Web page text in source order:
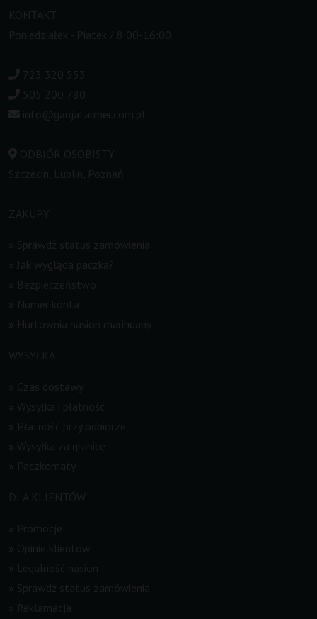
KONTAKT
Poniedziałek - Piatek / 8:00-16:00
723 320 553
505 200 780
info@ganjafarmer.com.pl
ODBIÓR OSOBISTY
Szczecin, Lublin, Poznań
ZAKUPY
Sprawdź status zamówienia
Jak wygląda paczka?
Bezpieczeństwo
Numer konta
Hurtownia nasion marihuany
WYSYŁKA
Czas dostawy
Wysyłka i płatność
Płatność przy odbiorze
Wysyłka za granicę
Paczkomaty
DLA KLIENTÓW
Promocje
Opinie klientów
Legalność nasion
Sprawdź status zamówienia
Reklamacja